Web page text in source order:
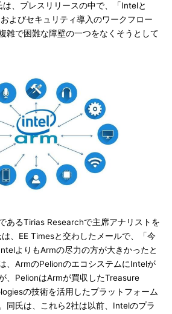
、プレスリリースの中で、「Intelと
よびセキュリティ導入のワークフロー
雑で困難な障壁の一つをなくそうとして
あるTirias Researchで主席アナリストを
、EE Timesと交わしたメールで、「今
よりもArmの尽力の方が大きかったと
、ArmのPelionのエコシステムにIntelが
、PelionはArmが買収したTreasure
の技術を活用したプラットフォーム
同氏は、これら2社は以前、Intelのプラ